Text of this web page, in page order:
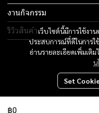
฿0
เว็บไซต์นี้มีการใช้งา
ประสบการณ์ที่ดีในการใ
อ่านรายละเอียดเพิ่มเติม
น
Set
งานกิจกรรม
รีวิวสินค้า
Tel: 012 345 67890